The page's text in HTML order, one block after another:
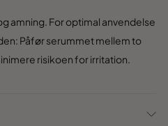
amning. For optimal anvendelse
Påfør serummet mellem to
risikoen for irritation.